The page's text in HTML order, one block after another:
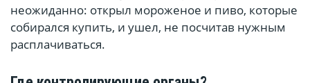
неожиданно: открыл мороженое и пиво, которые
собирался купить, и ушел, не посчитав нужным
расплачиваться.